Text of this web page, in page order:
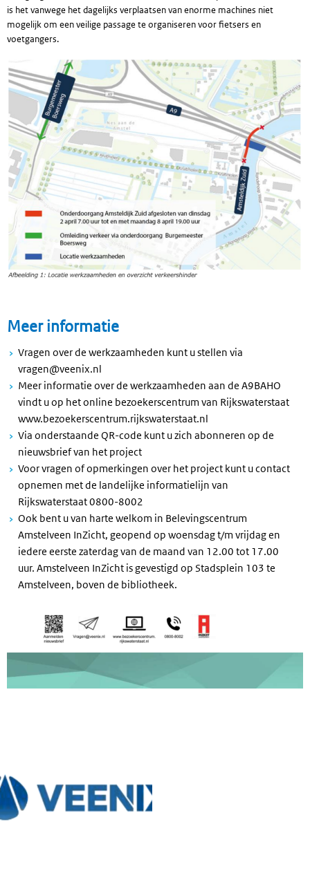
is het vanwege het dagelijks verplaatsen van enorme machines niet
mogelijk om een veilige passage te organiseren voor fietsers en
voetgangers.
Meer informatie
Vragen over de werkzaamheden kunt u stellen via
vragen@veenix.nl
Meer informatie over de werkzaamheden aan de A9BAHO
vindt u op het online bezoekerscentrum van Rijkswaterstaat
www.bezoekerscentrum.rijkswaterstaat.nl
Via onderstaande QR-code kunt u zich abonneren op de
nieuwsbrief van het project
Voor vragen of opmerkingen over het project kunt u contact
opnemen met de landelijke informatielijn van
Rijkswaterstaat 0800-8002
Ook bent u van harte welkom in Belevingscentrum
Amstelveen InZicht, geopend op woensdag t/m vrijdag en
iedere eerste zaterdag van de maand van 12.00 tot 17.00
uur. Amstelveen InZicht is gevestigd op Stadsplein 103 te
Amstelveen, boven de bibliotheek.